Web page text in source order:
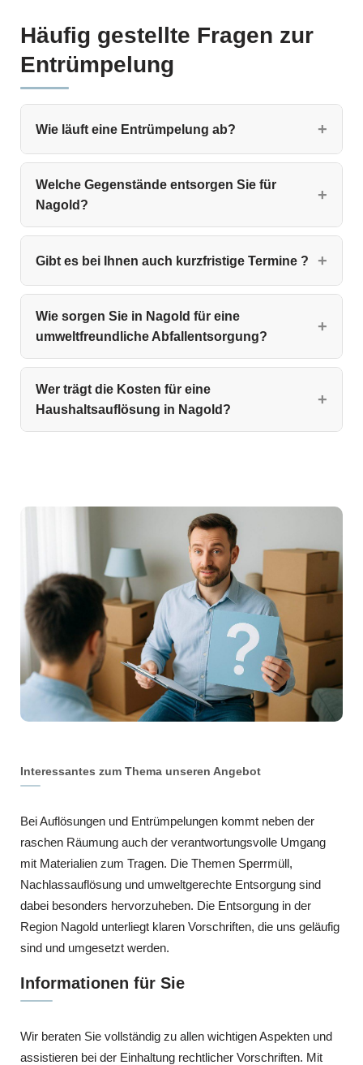
Häufig gestellte Fragen zur
Entrümpelung
Wie läuft eine Entrümpelung ab?
Welche Gegenstände entsorgen Sie für
Nagold?
Gibt es bei Ihnen auch kurzfristige Termine ?
Wie sorgen Sie in Nagold für eine
umweltfreundliche Abfallentsorgung?
Wer trägt die Kosten für eine
Haushaltsauflösung in Nagold?
Interessantes zum Thema unseren Angebot
Bei Auflösungen und Entrümpelungen kommt neben der
raschen Räumung auch der verantwortungsvolle Umgang
mit Materialien zum Tragen. Die Themen Sperrmüll,
Nachlassauflösung und umweltgerechte Entsorgung sind
dabei besonders hervorzuheben. Die Entsorgung in der
Region Nagold unterliegt klaren Vorschriften, die uns geläufig
sind und umgesetzt werden.
Informationen für Sie
Wir beraten Sie vollständig zu allen wichtigen Aspekten und
assistieren bei der Einhaltung rechtlicher Vorschriften. Mit